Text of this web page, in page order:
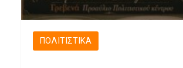
ΠΟΛΙΤΙΣΤΙΚΆ